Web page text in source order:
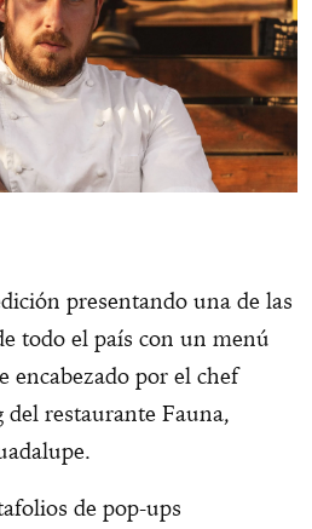
presentando una de las
todo el país con un menú
encabezado por el chef
restaurante Fauna,
de pop-ups